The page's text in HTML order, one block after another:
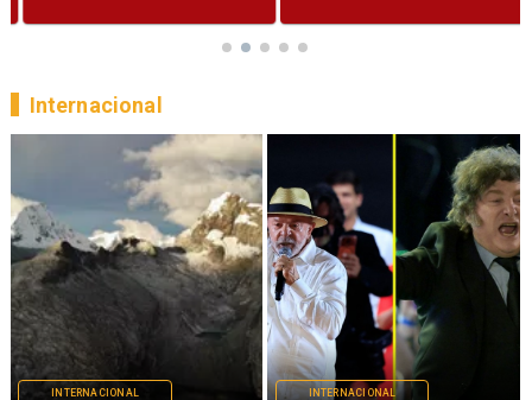
INTERNACIONAL INTERNACIONAL
Internacional